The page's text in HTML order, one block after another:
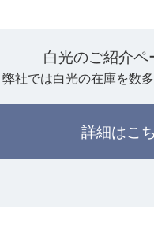
白光のご紹介ペ
弊社では白光の在庫を数
詳細はこ